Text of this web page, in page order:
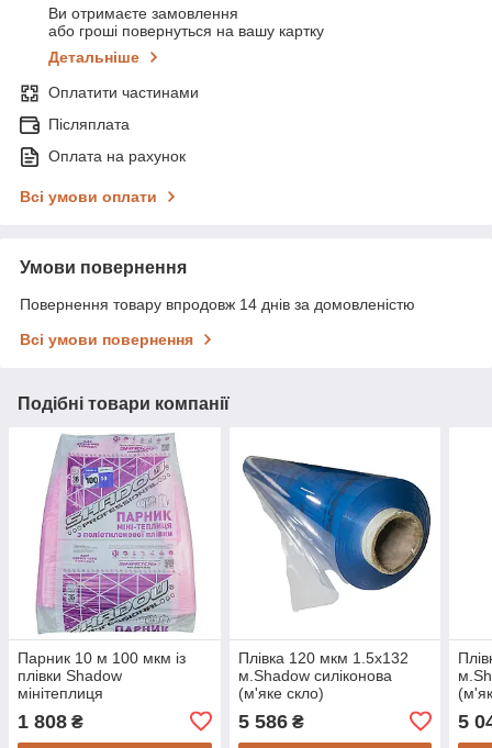
Ви отримаєте замовлення
або гроші повернуться на вашу картку
Детальніше
Оплатити частинами
Післяплата
Оплата на рахунок
Всі умови оплати
Умови повернення
Повернення товару впродовж 14 днів за домовленістю
Всі умови повернення
Подібні товари компанії
Парник 10 м 100 мкм із
плівки Shadow
мінітеплиця
1 808 ₴
Плівка 120 мкм 1.5х132
м.Shadow силіконова
(м'яке скло)
5 586₴ 5